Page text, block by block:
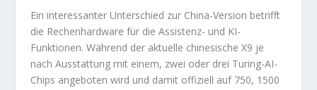
Ein interessanter Unterschied zur China-Version betrifft
die Rechenhardware für die Assistenz- und KI-
Funktionen. Während der aktuelle chinesische X9 je
nach Ausstattung mit einem, zwei oder drei Turing-AI-
Chips angeboten wird und damit offiziell auf 750, 1500